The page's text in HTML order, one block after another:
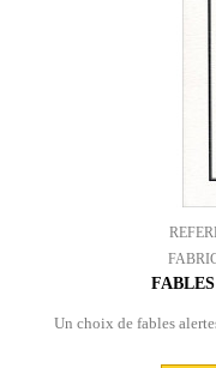
Un choix de fables